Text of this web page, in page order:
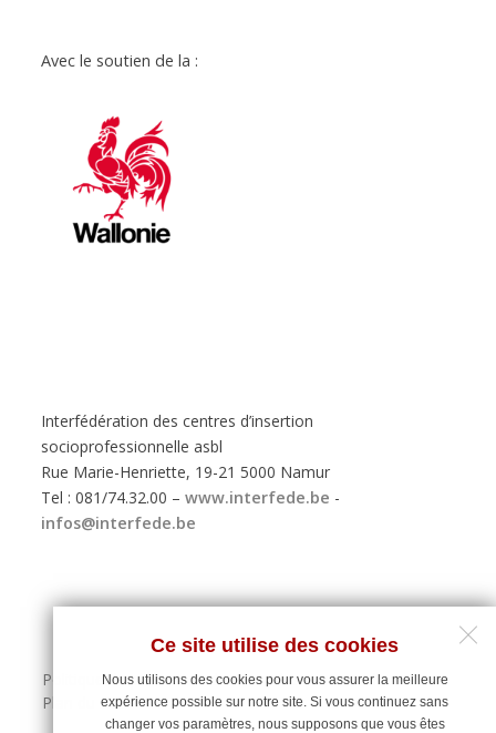
Ce site utilise des cookies
Nous utilisons des cookies pour vous assurer la meilleure
expérience possible sur notre site. Si vous continuez sans
changer vos paramètres, nous supposons que vous êtes
Avec le soutien de la :
Interfédération des centres d’insertion
socioprofessionnelle asbl
Rue Marie-Henriette, 19-21 5000 Namur
Tel : 081/74.32.00 –www.interfede.be -
infos@interfede.be
Politique de protection des données personnelles
Plan du site